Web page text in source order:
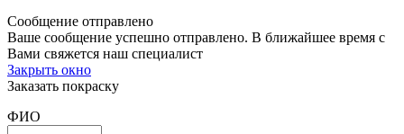
Сообщение отправлено
Ваше сообщение успешно отправлено. В ближайшее время с
Вами свяжется наш специалист
Закрыть окно
Заказать покраску
ФИО